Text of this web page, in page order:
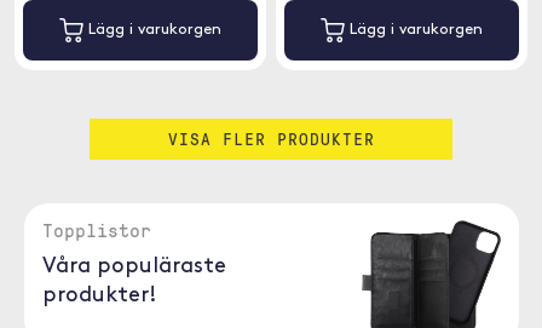
Lägg i varukorgen Lägg i varukorgen
VISA FLER PRODUKTER
Topplistor
Våra populäraste
produkter!